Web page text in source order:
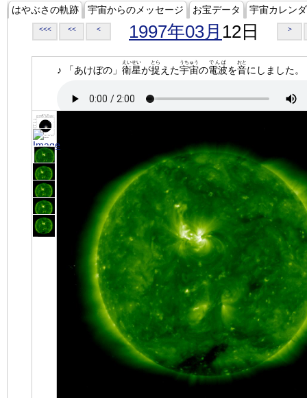
はやぶさの軌跡 宇宙からのメッセージ お宝データ 宇宙カレン
<<< << < 1997年03月 12日 >
♪ 「あけぼの」 衛星
えいせい
が捉
とら
えた宇宙
うちゅう
の電波
でんぱ
を音
おと
にしました。